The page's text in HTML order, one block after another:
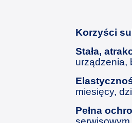
Korzyści
Stała,
urządzenia,
miesięcy,
Pełna